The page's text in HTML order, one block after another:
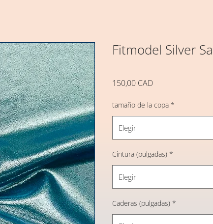
Fitmodel Silver
150,00 CADPrecio
tamaño de la copa *
Elegir
Cintura (pulgadas) *
Elegir
Caderas (pulgadas) *